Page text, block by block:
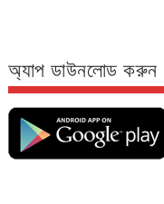
অ্যাপ ডাউনলোড করুন